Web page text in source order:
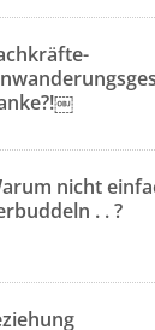
nicht
. . ?